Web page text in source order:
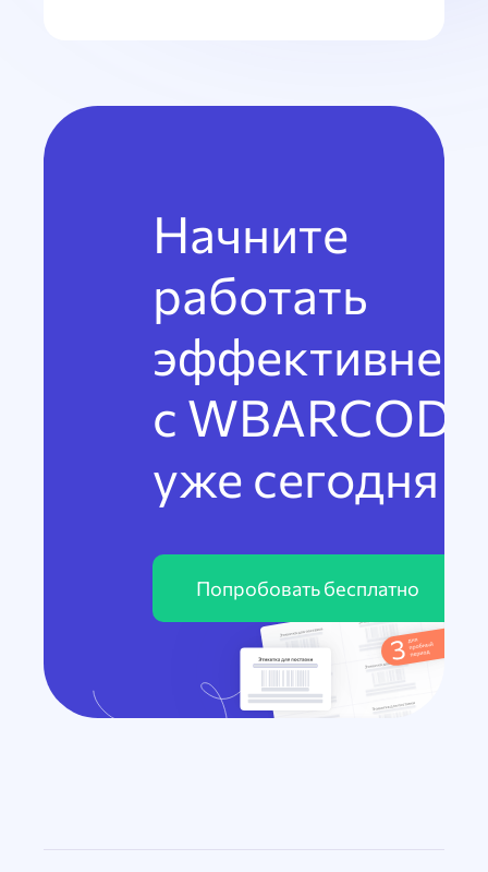
Начните
работать
эффективнее
с WBARCODE
уже сегодня
Попробовать бесплатно